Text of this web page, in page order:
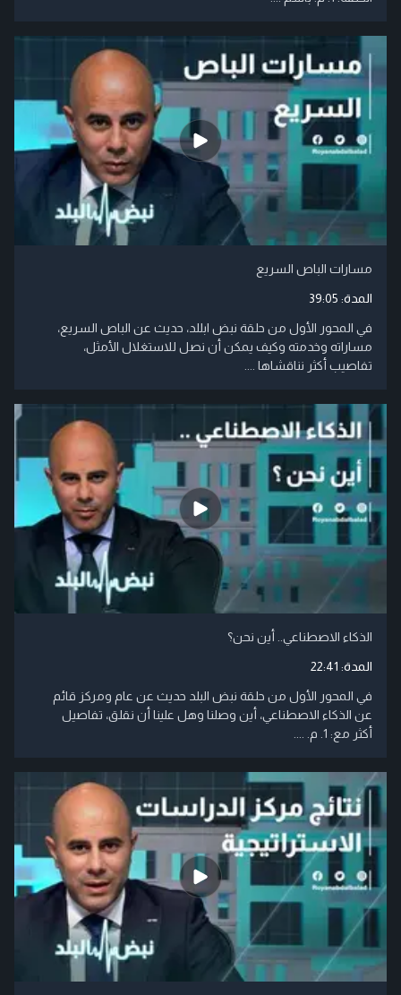
مسارات الباص السريع
المدة: 39:05
في المحور الأول من حلقة نبض ابللد، حديث عن الباص السريع،
مساراته وخدمته وكيف يمكن أن نصل للاستغلال الأمثل،
تفاصيب أكثر نناقشاها ....
الذكاء الاصطناعي.. أين نحن؟
المدة: 22:41
في المحور الأول من حلقة نبض البلد حديث عن عام ومركز قائم
عن الذكاء الاصطناعي، أين وصلنا وهل علينا أن نقلق، تفاصيل
أكثر مع: 1. م. ....